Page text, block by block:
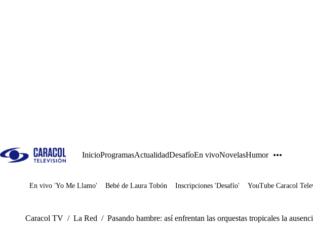
InicioProgramasActualidadDesafíoEn vivoNovelasHumor
Juegos
En vivo 'Yo Me Llamo' Bebé de Laura Tobón Inscripciones 'Desafío' YouTube Caracol
Caracol TV / La Red / Pasando hambre: así enfrentan las orquestas tropicales la